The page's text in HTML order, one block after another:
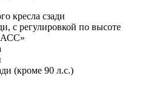
кресла сзади
с регулировкой по высоте
(кроме 90 л.с.)